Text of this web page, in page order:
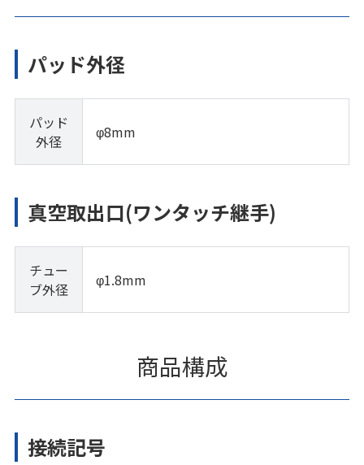
パッド外径
パッド
外径
φ8mm
真空取出口(ワンタッチ継手)
チュー
ブ外径
φ1.8mm
商品構成
接続記号